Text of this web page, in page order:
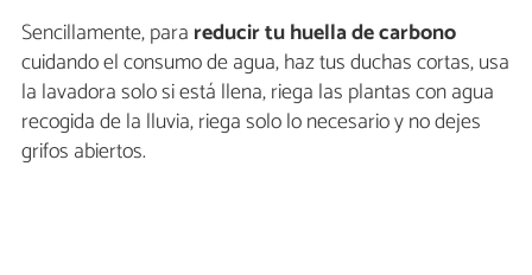
Sencillamente, para reducir tu huella de carbono
cuidando el consumo de agua, haz tus duchas cortas, usa
la lavadora solo si está llena, riega las plantas con agua
recogida de la lluvia, riega solo lo necesario y no dejes
grifos abiertos.